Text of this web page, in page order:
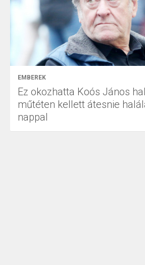
EMBEREK
Ez okozhatta Koós János
műtéten kellett átesnie
nappal